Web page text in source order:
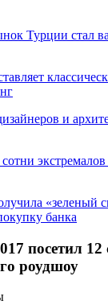
Турции стал
и
«зеленый
банка
посетил 12
роудшоу